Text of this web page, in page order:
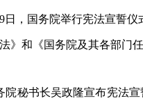
，国务院举行宪法宣誓仪
》和《国务院及其各部门
院秘书长吴政隆宣布宪法